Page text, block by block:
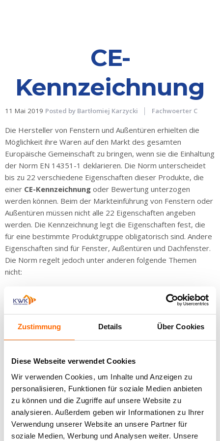
Zustimmung Details Über Cookies
Diese Webseite verwendet Cookies
Wir verwenden Cookies, um Inhalte und Anzeigen zu
personalisieren, Funktionen für soziale Medien anbieten
zu können und die Zugriffe auf unsere Website zu
analysieren. Außerdem geben wir Informationen zu Ihrer
Verwendung unserer Website an unsere Partner für
soziale Medien, Werbung und Analysen weiter. Unsere
CE-
Kennzeichnung
11 Mai 2019 Posted by Bartłomiej Karzycki Fachwoerter C
Die Hersteller von Fenstern und Außentüren erhielten die
Möglichkeit ihre Waren auf den Markt des gesamten
Europäische Gemeinschaft zu bringen, wenn sie die Einhaltung
der Norm EN 14351-1 deklarieren. Die Norm unterscheidet
bis zu 22 verschiedene Eigenschaften dieser Produkte, die
einer CE-Kennzeichnung oder Bewertung unterzogen
werden können. Beim der Markteinführung von Fenstern oder
Außentüren müssen nicht alle 22 Eigenschaften angeben
werden. Die Kennzeichnung legt die Eigenschaften fest, die
für eine bestimmte Produktgruppe obligatorisch sind. Andere
Eigenschaften sind für Fenster, Außentüren und Dachfenster.
Die Norm regelt jedoch unter anderen folgende Themen
nicht:
Materialien
Abmessungen
Form
Diese Eigenschaften sind in der technologischen
Die Normen empfehlen, dass eine
CE-Kennzeichnung
sichtbar, leserlich und dauerhaft an einer der folgenden
Stellen angebracht ist:
beliebiger Teil des Produkts
auf einem beigefügten Etikett
auf der Verpackung des Produkts
Balkontür
Balkontür
Balkontüren
aus
Kunststoff
mit AluClip
aus
Kunststoff
aus Holz
Denkmalschutztüren
Aluminium
Terrassentür
Hebeschiebetür
Hebeschiebetür
Kunststoff